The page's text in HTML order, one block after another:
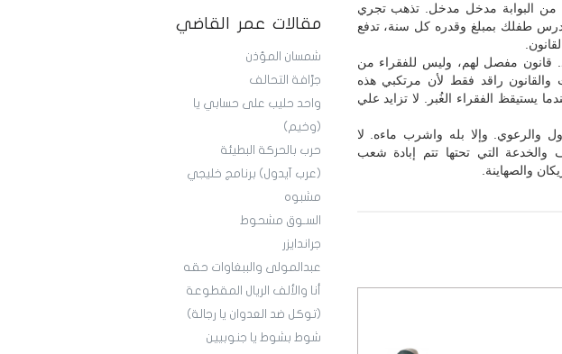
مقالات عمر القاضي
شمسان المؤذن
جرَّافة التحالف
واحد حليب على حسابي يا
(وخيم)
حرب بالحركة البطيئة
(عرب آيدول) برنامج خليجي
مشبوه
السـوق مشحوط
جراندايزر
عبدالمولى والببغاوات حقه
أنا والألف الريال المقطوعة
(توكل ضد العدوان يا رجالة)
شوط بشوط يا جنوبيين
من البوابة مدخل مدخل. تذهب تجري
طفلك بمبلغ وقدره كل سنة، تدفع
قانون مفصل لهم، وليس للفقراء من
والقانون راقد فقط لأن مرتكبي هذه
يستيقظ الفقراء الغُبر. لا تزايد علي
والرعوي. وإلا بله واشرب ماءه. لا
والخدعة التي تحتها تتم إبادة شعب
والصهاينة.